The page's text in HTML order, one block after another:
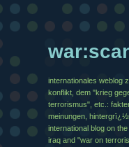
internationales weblog
konflikt, dem "krieg
terrorismus", etc.:
meinungen,
international blog on
iraq and "war on